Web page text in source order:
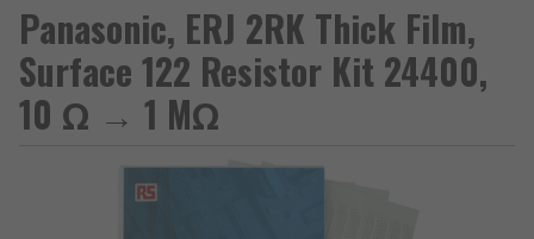
Panasonic, ERJ 2RK Thick Film,
Surface 122 Resistor Kit 24400,
10 Ω → 1 MΩ